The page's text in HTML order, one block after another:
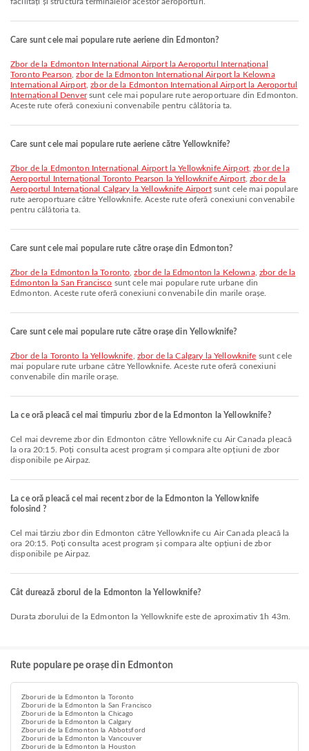
Care sunt cele mai populare rute aeriene din Edmonton?
zbor de la Edmonton International Airport la Aeroportul Internațional
Toronto Pearson ,zbor de la Edmonton International Airport la Kelowna
International Airport,zbor de la Edmonton International Airport la Aeroportul
Internațional Denversunt cele mai populare rute aeroportuare din Edmonton.
Aceste rute oferă conexiuni convenabile pentru călătoria ta.
Care sunt cele mai populare rute aeriene către Yellowknife?
zbor de la Edmonton International Airport la Yellowknife Airport,zbor de la
Aeroportul Internațional Toronto Pearson la Yellowknife Airport,zbor de la
Aeroportul Internațional Calgary la Yellowknife Airportsunt cele mai populare
rute aeroportuare către Yellowknife. Aceste rute oferă conexiuni convenabile
pentru călătoria ta.
Care sunt cele mai populare rute către orașe din Edmonton?
zbor de la Edmonton la Toronto ,zbor de la Edmonton la Kelowna, zbor de la
Edmonton la San Francisco sunt cele mai populare rute urbane din
Edmonton. Aceste rute oferă conexiuni convenabile din marile orașe.
Care sunt cele mai populare rute către orașe din Yellowknife?
zbor de la Toronto la Yellowknife zbor de la Calgary la Yellowknife sunt cele
mai populare rute urbane către Yellowknife. Aceste rute oferă conexiuni
convenabile din marile orașe.
La ce oră pleacă cel mai timpuriu zbor de la Edmonton la Yellowknife?
Cel mai devreme zbor din Edmonton către Yellowknife cu Air Canada pleacă
la ora 20:15. Poți consulta acest program și compara alte opțiuni de zbor
disponibile pe Airpaz.
La ce oră pleacă cel mai recent zbor de la Edmonton la Yellowknife
folosind ?
Cel mai târziu zbor din Edmonton către Yellowknife cu Air Canada pleacă la
ora 20:15. Poți consulta acest program și compara alte opțiuni de zbor
disponibile pe Airpaz.
Cât durează zborul de la Edmonton la Yellowknife?
Durata zborului de la Edmonton la Yellowknife este de aproximativ 1h 43m.
Rute populare pe orașe din Edmonton
Zboruri de la Edmonton la Toronto
Zboruri de la Edmonton la San Francisco
Zboruri de la Edmonton la Chicago
Zboruri de la Edmonton la Calgary
Zboruri de la Edmonton la Abbotsford
Zboruri de la Edmonton la Vancouver
Zboruri de la Edmonton la Houston